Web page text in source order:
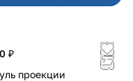
₽
проекции